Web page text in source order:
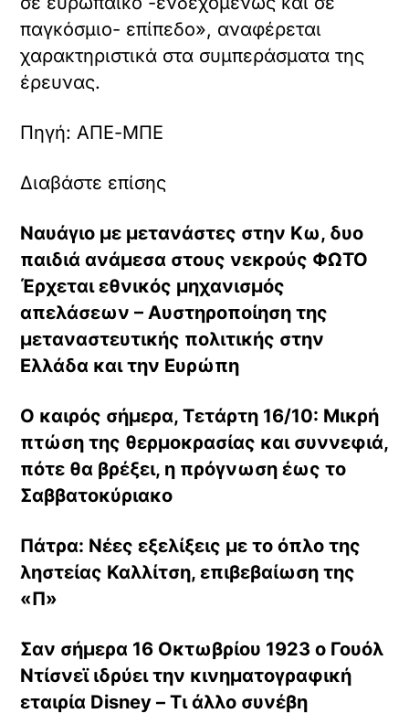
παγκόσμιο- επίπεδο», αναφέρεται
χαρακτηριστικά στα συμπεράσματα της
έρευνας.
Πηγή: ΑΠΕ-ΜΠΕ
Διαβάστε επίσης
Ναυάγιο με μετανάστες στην Κω, δυο
παιδιά ανάμεσα στους νεκρούς ΦΩΤΟ
Έρχεται εθνικός μηχανισμός
απελάσεων – Αυστηροποίηση της
μεταναστευτικής πολιτικής στην
Ελλάδα και την Ευρώπη
Ο καιρός σήμερα, Τετάρτη 16/10: Μικρή
πτώση της θερμοκρασίας και συννεφιά,
πότε θα βρέξει, η πρόγνωση έως το
Σαββατοκύριακο
Πάτρα: Νέες εξελίξεις με το όπλο της
ληστείας Καλλίτση, επιβεβαίωση της
«Π»
Σαν σήμερα 16 Οκτωβρίου 1923 o Γουόλ
Ντίσνεϊ ιδρύει την κινηματογραφική
εταιρία Disney – Τι άλλο συνέβη